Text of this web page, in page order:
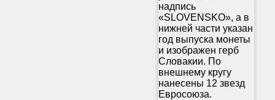
надпись
«SLOVENSKO», а в
нижней части указан
год выпуска монеты
и изображен герб
Словакии. По
внешнему кругу
нанесены 12 звезд
Евросоюза.